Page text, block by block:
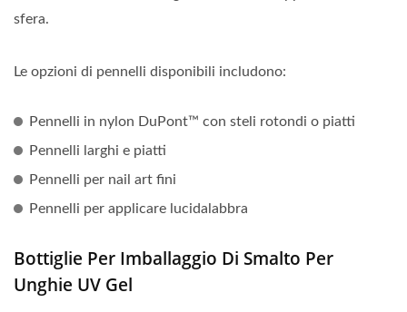
sfera.
Le opzioni di pennelli disponibili includono:
Pennelli in nylon DuPont™ con steli rotondi o piatti
Pennelli larghi e piatti
Pennelli per nail art fini
Pennelli per applicare lucidalabbra
Bottiglie Per Imballaggio Di Smalto Per
Unghie UV Gel